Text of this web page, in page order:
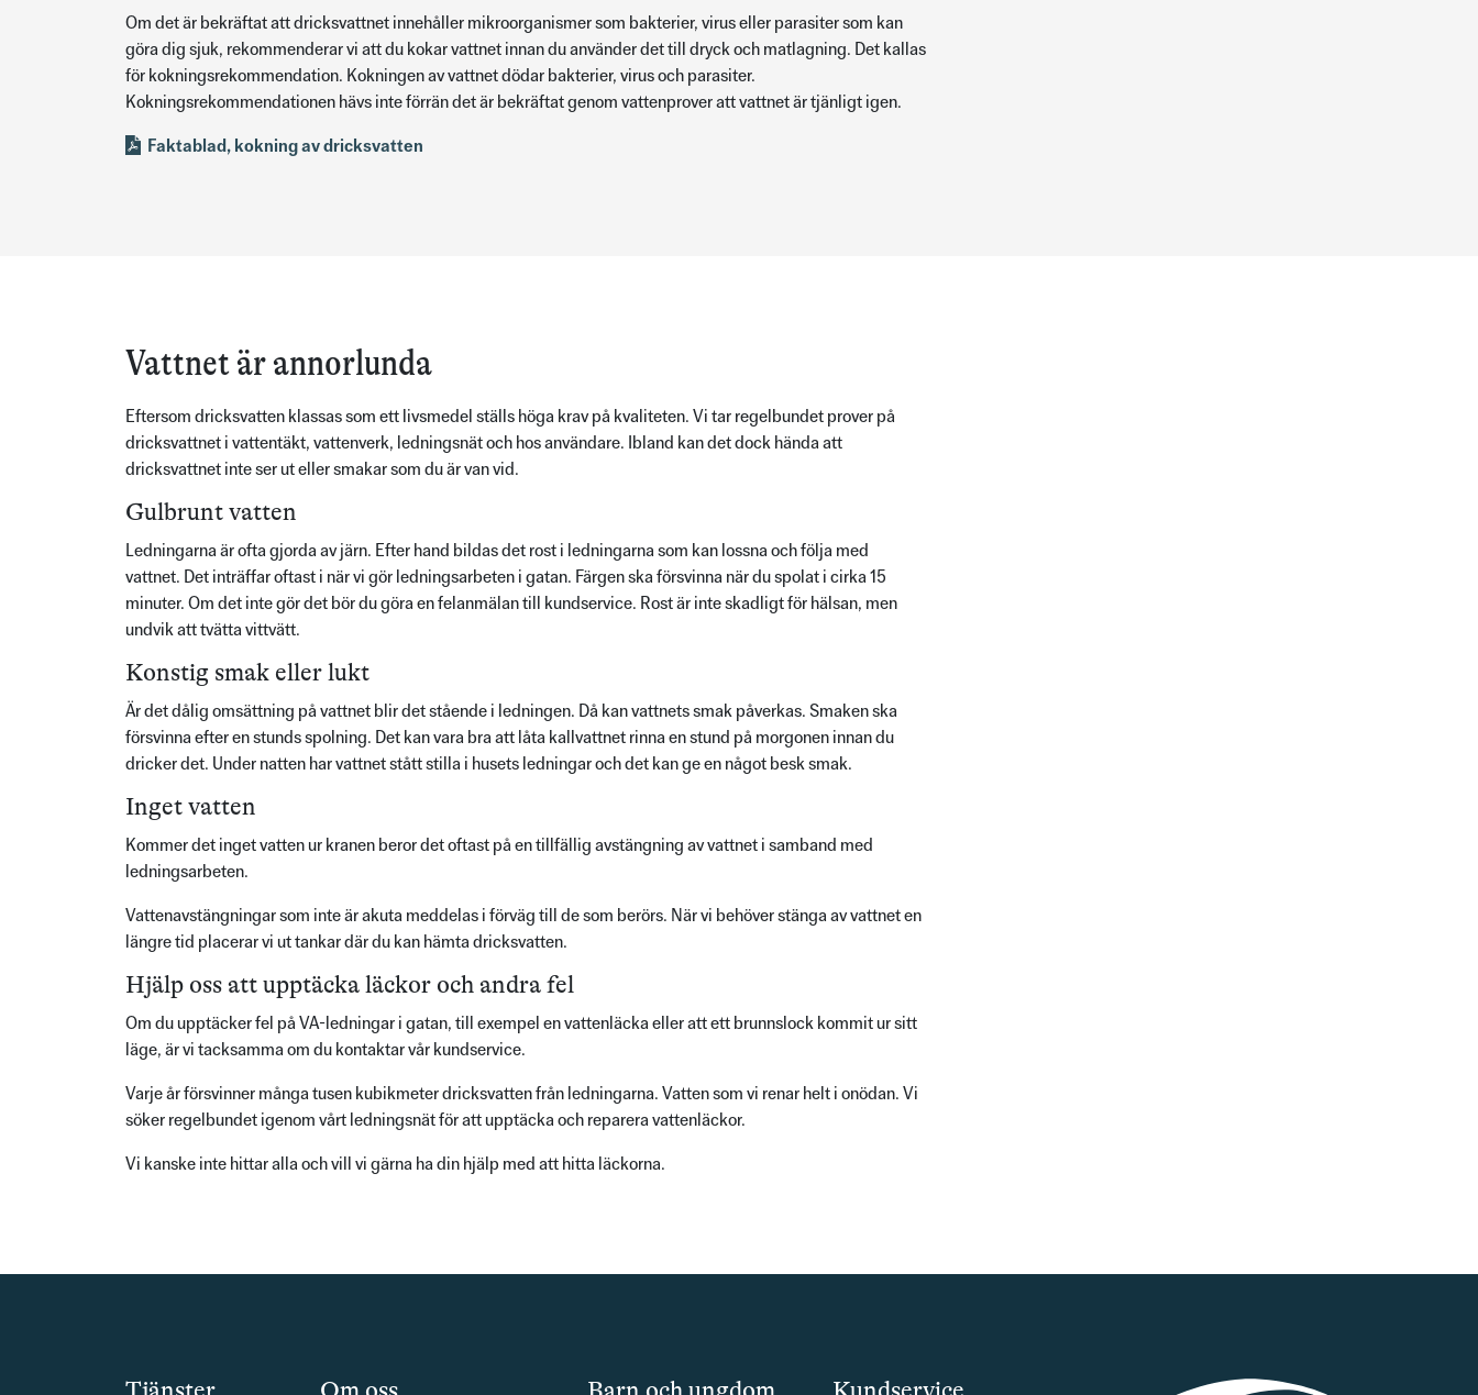
Om det är bekräftat att dricksvattnet innehåller mikroorganismer som bakterier, virus eller parasiter som kan
göra dig sjuk, rekommenderar vi att du kokar vattnet innan du använder det till dryck och matlagning. Det kallas
för kokningsrekommendation. Kokningen av vattnet dödar bakterier, virus och parasiter.
Kokningsrekommendationen hävs inte förrän det är bekräftat genom vattenprover att vattnet är tjänligt igen.
Faktablad, kokning av dricksvatten
Vattnet är annorlunda
Eftersom dricksvatten klassas som ett livsmedel ställs höga krav på kvaliteten. Vi tar regelbundet prover på
dricksvattnet i vattentäkt, vattenverk, ledningsnät och hos användare. Ibland kan det dock hända att
dricksvattnet inte ser ut eller smakar som du är van vid.
Gulbrunt vatten
Ledningarna är ofta gjorda av järn. Efter hand bildas det rost i ledningarna som kan lossna och följa med
vattnet. Det inträffar oftast i när vi gör ledningsarbeten i gatan. Färgen ska försvinna när du spolat i cirka 15
minuter. Om det inte gör det bör du göra en felanmälan till kundservice. Rost är inte skadligt för hälsan, men
undvik att tvätta vittvätt.
Konstig smak eller lukt
Är det dålig omsättning på vattnet blir det stående i ledningen. Då kan vattnets smak påverkas. Smaken ska
försvinna efter en stunds spolning. Det kan vara bra att låta kallvattnet rinna en stund på morgonen innan du
dricker det. Under natten har vattnet stått stilla i husets ledningar och det kan ge en något besk smak.
Inget vatten
Kommer det inget vatten ur kranen beror det oftast på en tillfällig avstängning av vattnet i samband med
ledningsarbeten.
Vattenavstängningar som inte är akuta meddelas i förväg till de som berörs. När vi behöver stänga av vattnet en
längre tid placerar vi ut tankar där du kan hämta dricksvatten.
Hjälp oss att upptäcka läckor och andra fel
Om du upptäcker fel på VA-ledningar i gatan, till exempel en vattenläcka eller att ett brunnslock kommit ur sitt
läge, är vi tacksamma om du kontaktar vår kundservice.
Varje år försvinner många tusen kubikmeter dricksvatten från ledningarna. Vatten som vi renar helt i onödan. Vi
söker regelbundet igenom vårt ledningsnät för att upptäcka och reparera vattenläckor.
Vi kanske inte hittar alla och vill vi gärna ha din hjälp med att hitta läckorna.
Tjänster Om oss Barn och ungdom Kundservice